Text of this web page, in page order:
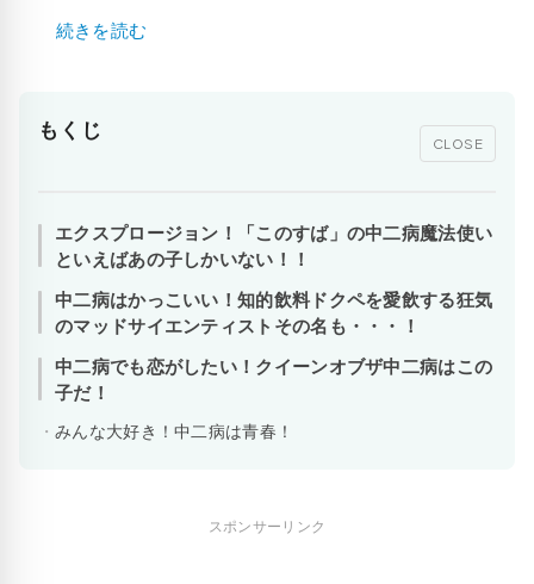
続きを読む
もくじ
CLOSE
エクスプロージョン！「このすば」の中二病魔法使い
といえばあの子しかいない！！
中二病はかっこいい！知的飲料ドクペを愛飲する狂気
のマッドサイエンティストその名も・・・！
中二病でも恋がしたい！クイーンオブザ中二病はこの
子だ！
みんな大好き！中二病は青春！
スポンサーリンク